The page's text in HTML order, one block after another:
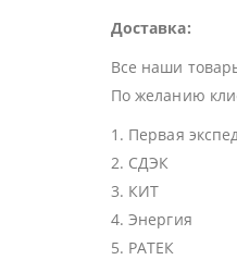
Доставка:
Все наши
По желанию
1. Первая
2. СДЭК
3. КИТ
4. Энергия
5. РАТЕК